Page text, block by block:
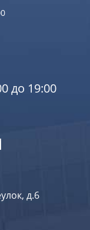
д.6
до 19:00